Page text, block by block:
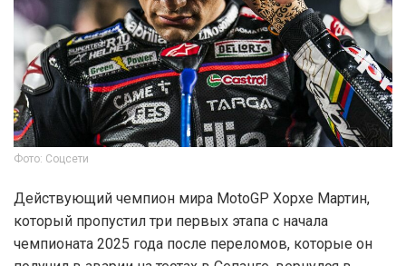
Фото: Соцсети
Действующий чемпион мира MotoGP Хорхе Мартин,
который пропустил три первых этапа с начала
чемпионата 2025 года после переломов, которые он